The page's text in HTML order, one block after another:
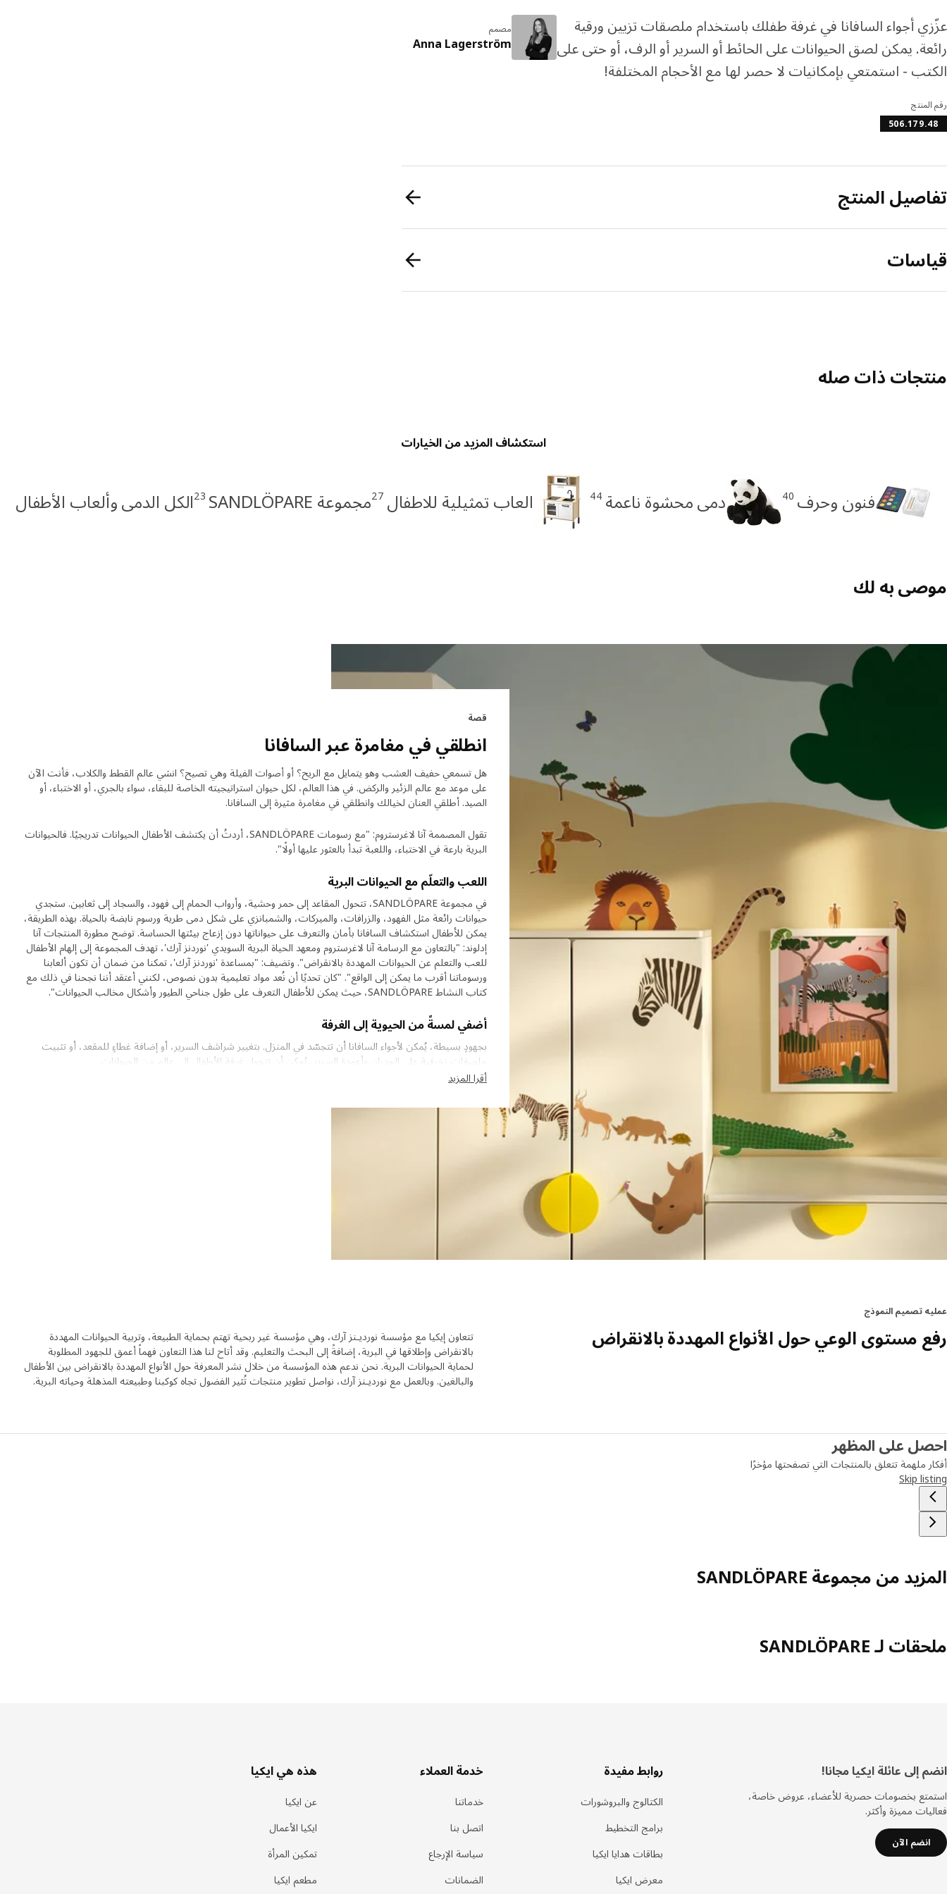
عزّزي أجواء السافانا في غرفة طفلك باستخدام ملصقات تزيين ورقية
رائعة. يمكن لصق الحيوانات على الحائط أو السرير أو الرف، أو حتى على
الكتب - استمتعي بإمكانيات لا حصر لها مع الأحجام المختلفة!
مصمم
Anna Lagerström
رقم المنتج
506.179.48
تفاصيل المنتج
قياسات
منتجات ذات صله
استكشاف المزيد من الخيارات
فنون وحرف 40 دمى محشوة ناعمة 44 العاب تمثيلية للاطفال 27مجموعة SANDLÖPARE 23الكل الدمى وألعاب الأطفال
موصى به لك
قصة
انطلقي في مغامرة عبر السافانا
هل تسمعي حفيف العشب وهو يتمايل مع الريح؟ أو أصوات الفيلة وهي تصيح؟ انسَي عالم القطط والكلاب، فأنت الآن
على موعد مع عالم الزئير والركض. في هذا العالم، لكل حيوان استراتيجيته الخاصة للبقاء، سواء بالجري، أو الاختباء، أو
الصيد. أطلقي العنان لخيالك وانطلقي في مغامرة مثيرة إلى السافانا.
تقول المصممة آنا لاغرستروم: "مع رسومات SANDLÖPARE، أردتُ أن يكتشف الأطفال الحيوانات تدريجيًا. فالحيوانات
البرية بارعة في الاختباء، واللعبة تبدأ بالعثور عليها أولًا".
اللعب والتعلّم مع الحيوانات البرية
في مجموعة SANDLÖPARE، تتحول المقاعد إلى حمر وحشية، وأرواب الحمام إلى فهود، والسجاد إلى ثعابين. ستجدي
حيوانات رائعة مثل الفهود، والزرافات، والميركات، والشمبانزي على شكل دمى طرية ورسوم نابضة بالحياة. بهذه الطريقة،
يمكن للأطفال استكشاف السافانا بأمان والتعرف على حيواناتها دون إزعاج بيئتها الحساسة. توضح مطورة المنتجات آنا
إدلوند: "بالتعاون مع الرسامة آنا لاغرستروم ومعهد الحياة البرية السويدي 'نوردنز آرك'، تهدف المجموعة إلى إلهام الأطفال
للعب والتعلم عن الحيوانات المهددة بالانقراض". وتضيف: "بمساعدة 'نوردنز آرك'، تمكنا من ضمان أن تكون ألعابنا
ورسوماتنا أقرب ما يمكن إلى الواقع". "كان تحديًا أن نُعد مواد تعليمية بدون نصوص، لكنني أعتقد أننا نجحنا في ذلك مع
كتاب النشاط SANDLÖPARE، حيث يمكن للأطفال التعرف على طول جناحي الطيور وأشكال مخالب الحيوانات".
أضفي لمسةً من الحيوية إلى الغرفة
بجهودٍ بسيطة، يُمكن لأجواء السافانا أن تتجسّد في المنزل. بتغيير شراشف السرير، أو إضافة غطاءٍ للمقعد، أو تثبيت
ملصقات زخرفية على الجدران وأعمدة السرير، يُمكن أن تتحول غرفة الأطفال إلى عالمٍ من الحيوانات.
أقرا المزيد
عمليه تصميم النموذج
رفع مستوى الوعي حول الأنواع المهددة بالانقراض
تتعاون إيكيا مع مؤسسة نورديـنز آرك، وهي مؤسسة غير ربحية تهتم بحماية الطبيعة، وتربية الحيوانات المهددة
بالانقراض وإطلاقها في البرية، إضافةً إلى البحث والتعليم. وقد أتاح لنا هذا التعاون فهماً أعمق للجهود المطلوبة
لحماية الحيوانات البرية. نحن ندعم هذه المؤسسة من خلال نشر المعرفة حول الأنواع المهددة بالانقراض بين الأطفال
والبالغين. وبالعمل مع نورديـنز آرك، نواصل تطوير منتجات تُثير الفضول تجاه كوكبنا وطبيعته المذهلة وحياته البرية.
احصل على المظهر
أفكار ملهمة تتعلق بالمنتجات التي تصفحتها مؤخرًا
Skip listing
المزيد من مجموعة SANDLÖPARE
ملحقات لـ SANDLÖPARE
أسفل
الصفحة
انضم إلى عائلة ايكيا مجانا!
استمتع بخصومات حصرية للأعضاء، عروض خاصة،
فعاليات مميزة وأكثر.
انضم الآن
روابط مفيدة
الكتالوج والبروشورات
برامج التخطيط
بطاقات هدايا ايكيا
معرض ايكيا
خدمة العملاء
خدماتنا
اتصل بنا
سياسة الإرجاع
الضمانات
هذه هي ايكيا
عن ايكيا
ايكيا الأعمال
تمكين المرأة
مطعم ايكيا